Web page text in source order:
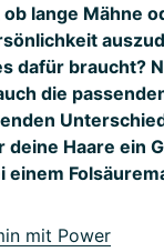
lange Mähne
dafür braucht?
die
deine Haare ein
mit Power